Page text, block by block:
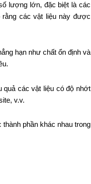
lượng lớn, đặc biệt là các
các vật liệu này được
hạn như chất ổn định và
quả các vật liệu có độ nhớt
v.v.
phần khác nhau trong